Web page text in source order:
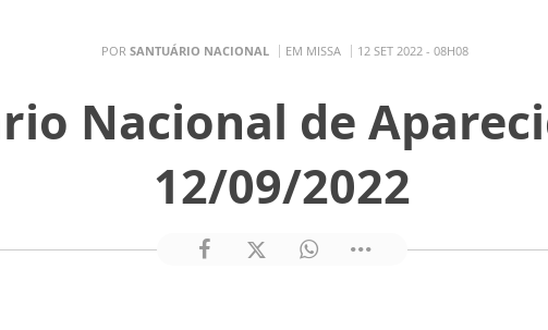
POR SANTUÁRIO NACIONAL EM MISSA 12 SET 2022 - 08H08
Nacional de
12/09/2022